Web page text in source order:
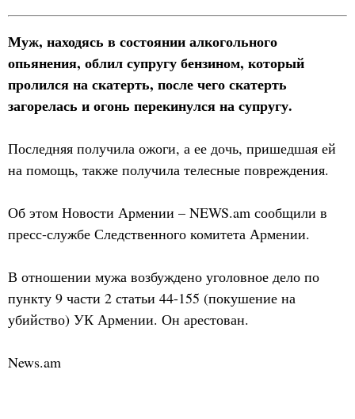
Муж, находясь в состоянии алкогольного
опьянения, облил супругу бензином, который
пролился на скатерть, после чего скатерть
загорелась и огонь перекинулся на супругу.
Последняя получила ожоги, а ее дочь, пришедшая ей
на помощь, также получила телесные повреждения.
Об этом Новости Армении – NEWS.am сообщили в
пресс-службе Следственного комитета Армении.
В отношении мужа возбуждено уголовное дело по
пункту 9 части 2 статьи 44-155 (покушение на
убийство) УК Армении. Он арестован.
News.am